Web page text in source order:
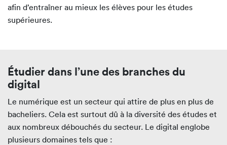
afin d’entraîner au mieux les élèves pour les études
supérieures.
Étudier dans l’une des branches du
digital
Le numérique est un secteur qui attire de plus en plus de
bacheliers. Cela est surtout dû à la diversité des études et
aux nombreux débouchés du secteur. Le digital englobe
plusieurs domaines tels que :